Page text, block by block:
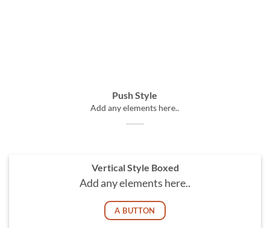
Push Style
Add any elements here..
Vertical Style Boxed
Add any elements here..
A BUTTON